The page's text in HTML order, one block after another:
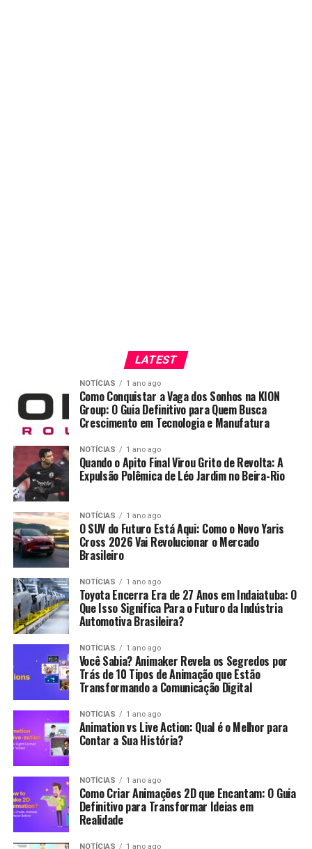
LATEST
NOTÍCIAS 1 ano ago
Como Conquistar a Vaga dos Sonhos na KION
Group: O Guia Definitivo para Quem Busca
Crescimento em Tecnologia e Manufatura
NOTÍCIAS 1 ano ago
Quando o Apito Final Virou Grito de Revolta: A
Expulsão Polêmica de Léo Jardim no Beira-Rio
NOTÍCIAS 1 ano ago
O SUV do Futuro Está Aqui: Como o Novo Yaris
Cross 2026 Vai Revolucionar o Mercado
Brasileiro
NOTÍCIAS 1 ano ago
Toyota Encerra Era de 27 Anos em Indaiatuba: O
Que Isso Significa Para o Futuro da Indústria
Automotiva Brasileira?
NOTÍCIAS 1 ano ago
Você Sabia? Animaker Revela os Segredos por
Trás de 10 Tipos de Animação que Estão
Transformando a Comunicação Digital
NOTÍCIAS 1 ano ago
Animation vs Live Action: Qual é o Melhor para
Contar a Sua História?
NOTÍCIAS 1 ano ago
Como Criar Animações 2D que Encantam: O Guia
Definitivo para Transformar Ideias em
Realidade
NOTÍCIAS 1 ano ago